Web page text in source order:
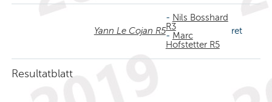
Yann Le Cojan R5
- Nils Bosshard
R3
- Marc
Hofstetter R5
ret
Resultatblatt